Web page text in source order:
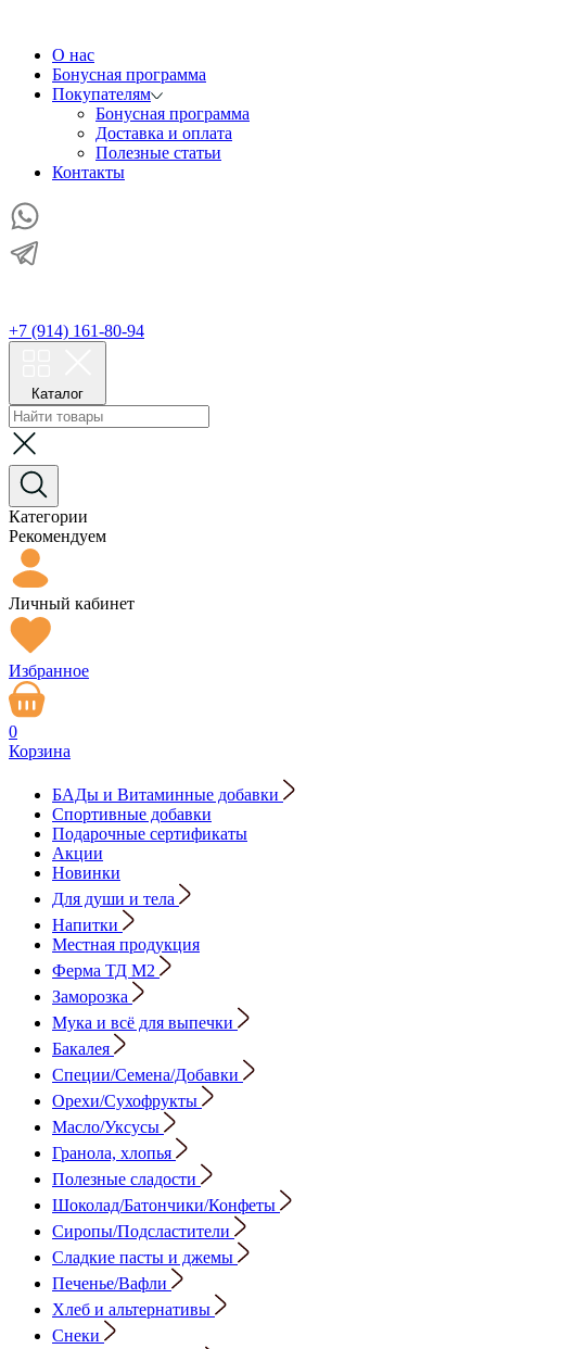
О нас
Бонусная программа
Покупателям
Бонусная программа
Доставка и оплата
Полезные статьи
Контакты
+7 (914) 161-80-94
Каталог
Категории
Рекомендуем
Личный кабинет
Избранное
0
Корзина
БАДы и Витаминные добавки
Спортивные добавки
Подарочные сертификаты
Акции
Новинки
Для души и тела
Напитки
Местная продукция
Ферма ТД М2
Заморозка
Мука и всё для выпечки
Бакалея
Специи/Семена/Добавки
Орехи/Сухофрукты
Масло/Уксусы
Гранола, хлопья
Полезные сладости
Шоколад/Батончики/Конфеты
Сиропы/Подсластители
Сладкие пасты и джемы
Печенье/Вафли
Хлеб и альтернативы
Снеки